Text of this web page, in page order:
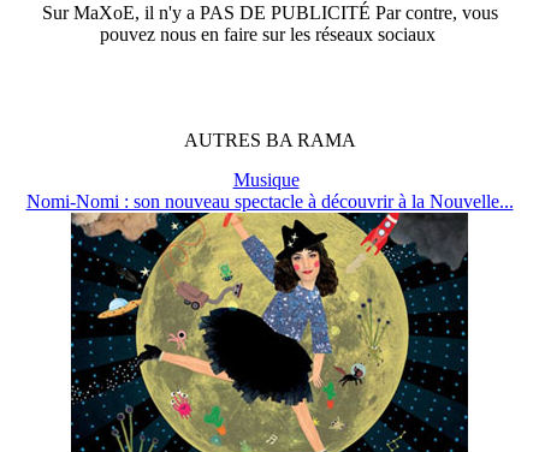
SurMaXoE, il n'y a PAS DE PUBLICITÉ Par contre, vous
pouvez nous en faire sur les réseaux sociaux
AUTRES BA RAMA
Musique
Nomi-Nomi : son nouveau spectacle à découvrir à la Nouvelle...